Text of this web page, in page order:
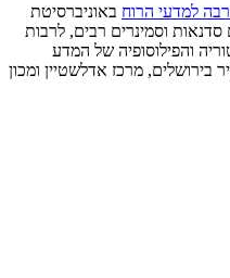
למדעי הרוח באוניברסיטת
סדנאות וסמינרים רבים, לרבות
והפילוסופיה של המדע
בירושלים, מרכז אדלשטיין ומכון